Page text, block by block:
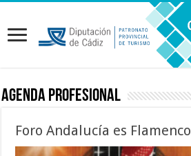
Agenda Profesional
Foro Andalucía es Flamenco